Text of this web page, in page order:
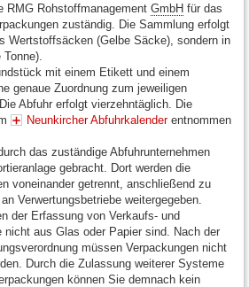
RMG Rohstoffmanagement GmbH für das
zuständig. Die Sammlung erfolgt
Wertstoffsäcken (Gelbe Säcke), sondern in
mit einem Etikett und einem
genaue Zuordnung zum jeweiligen
Abfuhr erfolgt vierzehntäglich. Die
Neunkircher Abfuhrkalender entnommen
das zuständige Abfuhrunternehmen
gebracht. Dort werden die
voneinander getrennt, anschließend zu
Verwertungsbetriebe weitergegeben.
der Erfassung von Verkaufs- und
nicht aus Glas oder Papier sind. Nach der
müssen Verpackungen nicht
Durch die Zulassung weiterer Systeme
können Sie demnach kein